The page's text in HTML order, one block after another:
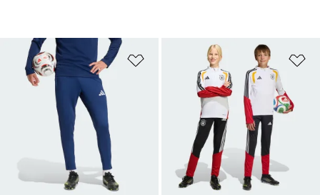
Zur Wunschliste hinzufügen